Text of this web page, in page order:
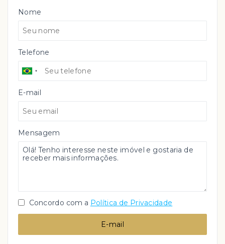
Nome
Telefone
E-mail
Mensagem
Concordo com a Política de Privacidade
E-mail